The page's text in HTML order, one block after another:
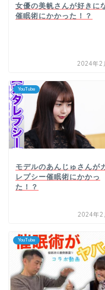
女優の美帆さんが好きに
催眠術にかかった！？
2024年2
YouTube
モデルのあんじゅさんが
レプシー催眠術にかかっ
た！？
2024年2
YouTube